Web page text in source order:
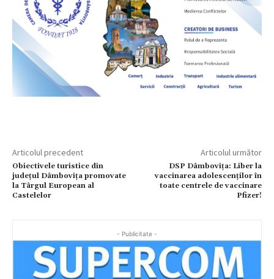
Articolul precedent
Obiectivele turistice din
judeţul Dâmboviţa promovate
la Târgul European al
Castelelor
Articolul următor
DSP Dâmbovița: Liber la
vaccinarea adolescenților în
toate centrele de vaccinare
Pfizer!
- Publicitate -